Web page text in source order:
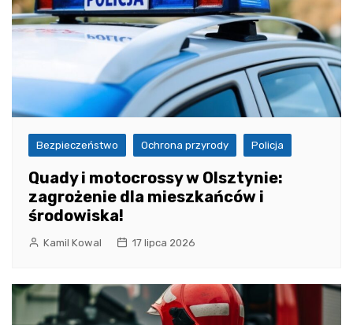
Bezpieczeństwo Ochrona przyrody Policja
Quady i motocrossy w Olsztynie:
zagrożenie dla mieszkańców i
środowiska!
Kamil Kowal 17 lipca 2026